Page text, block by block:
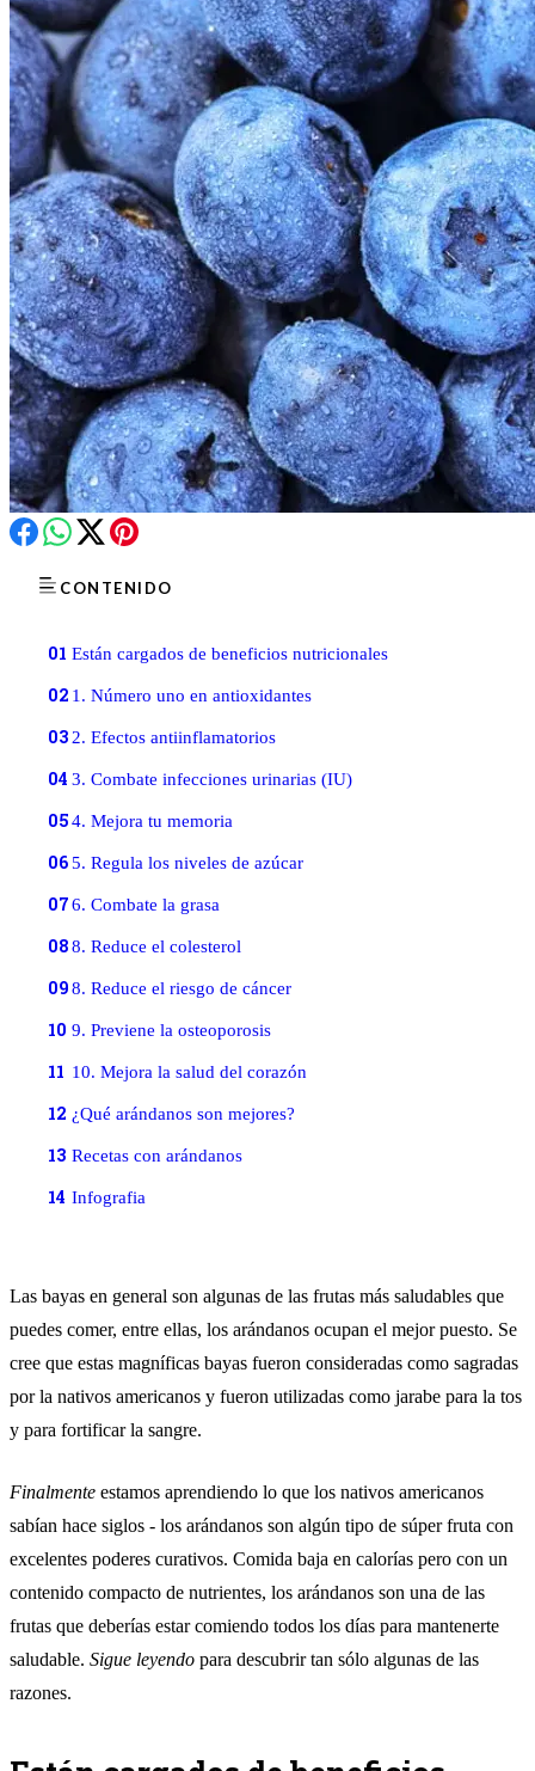
CONTENIDO
01 Están cargados de beneficios nutricionales
02 1. Número uno en antioxidantes
03 2. Efectos antiinflamatorios
04 3. Combate infecciones urinarias (IU)
054. Mejora tu memoria
065. Regula los niveles de azúcar
076. Combate la grasa
088. Reduce el colesterol
098. Reduce el riesgo de cáncer
10 9. Previene la osteoporosis
11 10. Mejora la salud del corazón
12 ¿Qué arándanos son mejores?
13 Recetas con arándanos
14 Infografia
Las bayas en general son algunas de las frutas más saludables que
puedes comer, entre ellas, los arándanos ocupan el mejor puesto. Se
cree que estas magníficas bayas fueron consideradas como sagradas
por la nativos americanos y fueron utilizadas como jarabe para la tos
y para fortificar la sangre.
Finalmente estamos aprendiendo lo que los nativos americanos
sabían hace siglos - los arándanos son algún tipo de súper fruta con
excelentes poderes curativos. Comida baja en calorías pero con un
contenido compacto de nutrientes, los arándanos son una de las
frutas que deberías estar comiendo todos los días para mantenerte
saludable. Sigue leyendo para descubrir tan sólo algunas de las
razones.